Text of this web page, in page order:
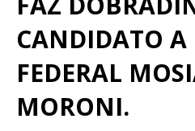
CANDIDATO A
FEDERAL
MORONI.